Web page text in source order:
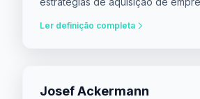
Ler definição completa
Josef Ackermann